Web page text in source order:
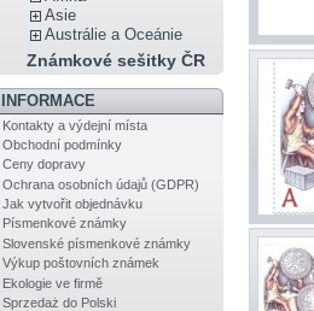
Asie
Austrálie a Oceánie
Známkové sešitky ČR
INFORMACE
Kontakty a výdejní místa
Obchodní podmínky
Ceny dopravy
Ochrana osobních údajů (GDPR)
Jak vytvořit objednávku
Písmenkové známky
Slovenské písmenkové známky
Výkup poštovních známek
Ekologie ve firmě
Sprzedaż do Polski